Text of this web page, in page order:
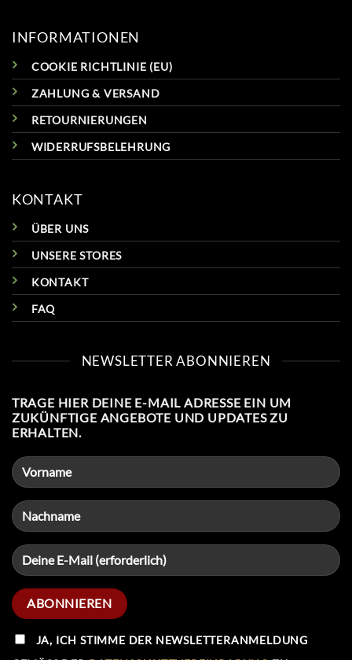
INFORMATIONEN
COOKIE RICHTLINIE (EU)
ZAHLUNG & VERSAND
RETOURNIERUNGEN
WIDERRUFSBELEHRUNG
KONTAKT
ÜBER UNS
UNSERE STORES
KONTAKT
FAQ
NEWSLETTER ABONNIEREN
TRAGE HIER DEINE E-MAIL ADRESSE EIN UM
ZUKÜNFTIGE ANGEBOTE UND UPDATES ZU
ERHALTEN.
JA, ICH STIMME DER NEWSLETTERANMELDUNG